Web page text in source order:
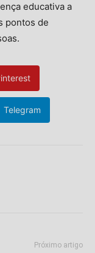
educativa a
pontos de
Telegram
Próximo artigo